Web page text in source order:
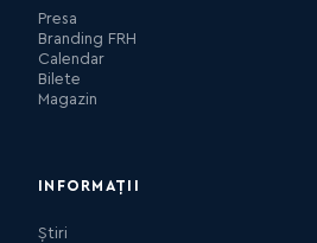
Presa
Branding FRH
Calendar
Bilete
Magazin
INFORMAȚII
Știri